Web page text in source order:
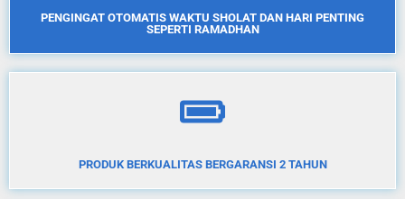
PENGINGAT OTOMATIS WAKTU SHOLAT DAN HARI PENTING
SEPERTI RAMADHAN
PRODUK BERKUALITAS BERGARANSI 2 TAHUN